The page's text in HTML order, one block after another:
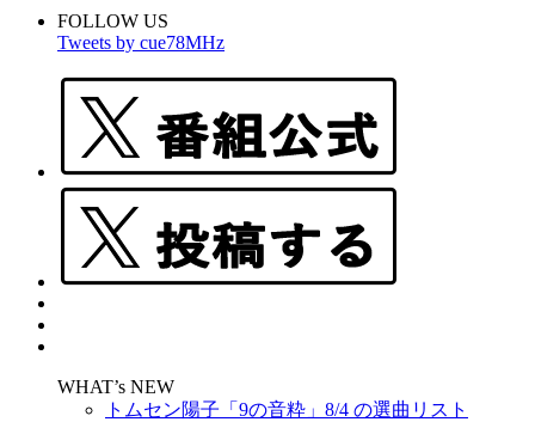
FOLLOW US
Tweets by cue78MHz
WHAT’s NEW
トムセン陽子「9の音粋」8/4 の選曲リスト